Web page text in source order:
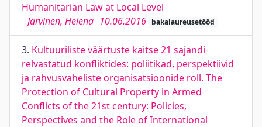
Humanitarian Law at Local Level
Järvinen, Helena 10.06.2016 bakalaureusetööd
3. Kultuuriliste väärtuste kaitse 21 sajandi
relvastatud konfliktides: poliitikad, perspektiivid
ja rahvusvaheliste organisatsioonide roll. The
Protection of Cultural Property in Armed
Conflicts of the 21st century: Policies,
Perspectives and the Role of International